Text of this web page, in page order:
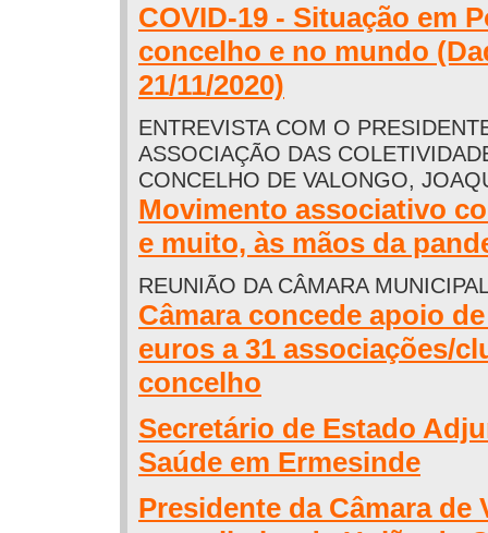
COVID-19 - Situação em
concelho e no mundo
21/11/2020)
ENTREVISTA COM O
ASSOCIAÇÃO DAS
CONCELHO DE VALONGO,
Movimento associativo
e muito, às mãos da
REUNIÃO DA CÂMARA
Câmara concede apoio de
euros a 31 associações/
concelho
Secretário de Estado
Saúde em Ermesinde
Presidente da Câmara de